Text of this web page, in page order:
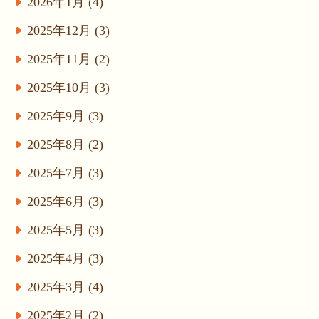
2025年12月 (3)
2025年11月 (2)
2025年10月 (3)
2025年9月 (3)
2025年8月 (2)
2025年7月 (3)
2025年6月 (3)
2025年5月 (3)
2025年4月 (3)
2025年3月 (4)
2025年2月 (2)